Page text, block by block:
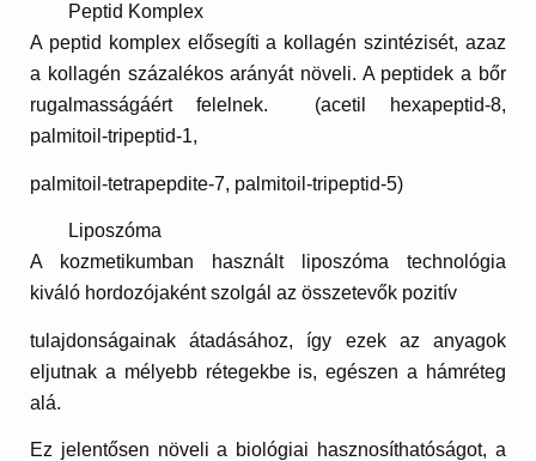
Peptid Komplex
A peptid komplex elősegíti a kollagén szintézisét, azaz
a kollagén százalékos arányát növeli. A peptidek a bőr
rugalmasságáért felelnek. (acetil hexapeptid-8,
palmitoil-tripeptid-1,
palmitoil-tetrapepdite-7, palmitoil-tripeptid-5)
Liposzóma
A kozmetikumban használt liposzóma technológia
kiváló hordozójaként szolgál az összetevők pozitív
tulajdonságainak átadásához, így ezek az anyagok
eljutnak a mélyebb rétegekbe is, egészen a hámréteg
alá.
Ez jelentősen növeli a biológiai hasznosíthatóságot, a